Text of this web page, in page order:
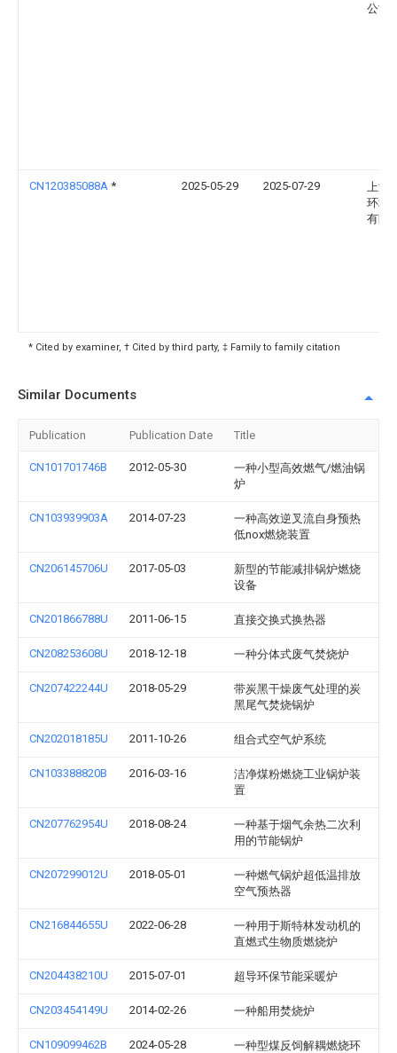
公司
CN120385088A * 2025-05-29 2025-07-29
上海
环境
有限
* Cited by examiner, † Cited by third party, ‡ Family to family citation
Similar Documents
Publication Publication Date Title
CN101701746B 2012-05-30
一种小型高效燃气/燃油锅
炉
CN103939903A 2014-07-23
一种高效逆叉流自身预热
低nox燃烧装置
CN206145706U 2017-05-03
新型的节能减排锅炉燃烧
设备
CN201866788U 2011-06-15 直接交换式换热器
CN208253608U 2018-12-18 一种分体式废气焚烧炉
CN207422244U 2018-05-29
带炭黑干燥废气处理的炭
黑尾气焚烧锅炉
CN202018185U 2011-10-26 组合式空气炉系统
CN103388820B 2016-03-16
洁净煤粉燃烧工业锅炉装
置
CN207762954U 2018-08-24
一种基于烟气余热二次利
用的节能锅炉
CN207299012U 2018-05-01
一种燃气锅炉超低温排放
空气预热器
CN216844655U 2022-06-28
一种用于斯特林发动机的
直燃式生物质燃烧炉
CN204438210U 2015-07-01 超导环保节能采暖炉
CN203454149U 2014-02-26 一种船用焚烧炉
CN109099462B 2024-05-28
一种型煤反饲解耦燃烧环